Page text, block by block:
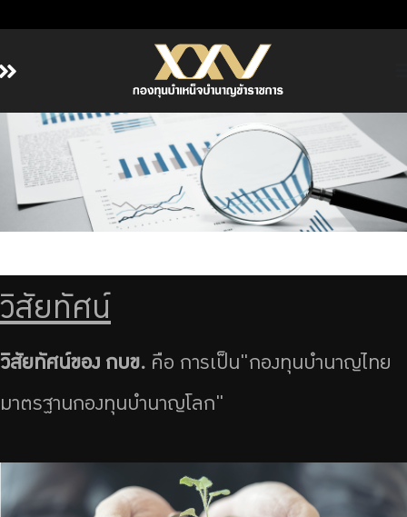
หน้าหลัก
เกี่ยวกับ กบข.
บริการสมาชิก
ลงทุน
รายงานผลการดำเนินงาน
จัดซื้อจัดจ้าง
บริการเจ้าหน้าที่ส่วนราชการ
วิสัยทัศน์
วิสัยทัศน์ของ กบข. คือ การเป็น"กองทุนบำนาญไทย
มาตรฐานกองทุนบำนาญโลก"